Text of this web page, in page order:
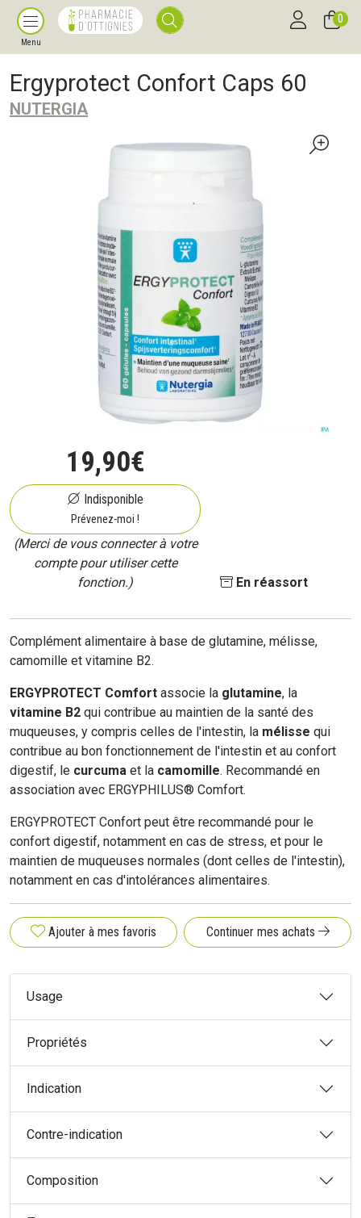
Menu
0
Ergyprotect Confort Caps 60
NUTERGIA
19,90€
Indisponible
Prévenez-moi !
(Merci de vous connecter à votre
compte pour utiliser cette
fonction.)
En réassort
Complément alimentaire à base de glutamine, mélisse,
camomille et vitamine B2.
ERGYPROTECT Comfort associe la glutamine, la
vitamine B2 qui contribue au maintien de la santé des
muqueuses, y compris celles de l'intestin, la mélisse qui
contribue au bon fonctionnement de l'intestin et au confort
digestif, le curcuma et la camomille. Recommandé en
association avec ERGYPHILUS® Comfort.
ERGYPROTECT Confort peut être recommandé pour le
confort digestif, notamment en cas de stress, et pour le
maintien de muqueuses normales (dont celles de l'intestin),
notamment en cas d'intolérances alimentaires.
Ajouter à mes favoris Continuer mes achats
Usage
Propriétés
Indication
Contre-indication
Composition